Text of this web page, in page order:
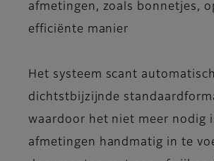
afmetingen, zoals bonnetjes,
efficiënte manier
Het systeem scant
dichtstbijzijnde
waardoor het niet meer nodig
afmetingen handmatig in te